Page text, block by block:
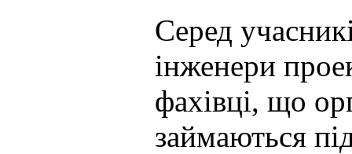
Серед
інженери
фахівці, що
займаються